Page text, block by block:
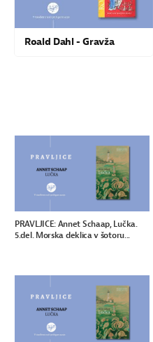
Roald Dahl - Gravža
PRAVLJICE: Annet Schaap, Lučka.
5.del. Morska deklica v šotoru...